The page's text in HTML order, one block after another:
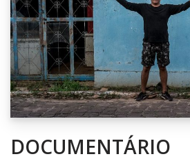
DOCUMENTÁRIO